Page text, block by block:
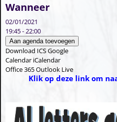
Wanneer
02/01/2021
19:45 - 22:00
Aan agenda toevoegen
Download ICSGoogle
Calendar iCalendar
Office 365Outlook Live
Klik op deze link om